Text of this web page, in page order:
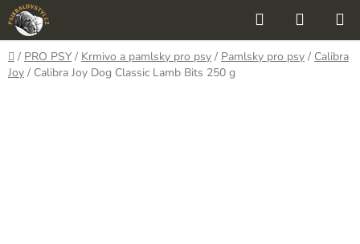
Přejít
na
obsah
Hledat
KOŠÍK
Domů
/ PRO PSY / Krmivo a pamlsky pro psy / Pamlsky pro psy / Calibra
Joy / Calibra Joy Dog Classic Lamb Bits 250 g